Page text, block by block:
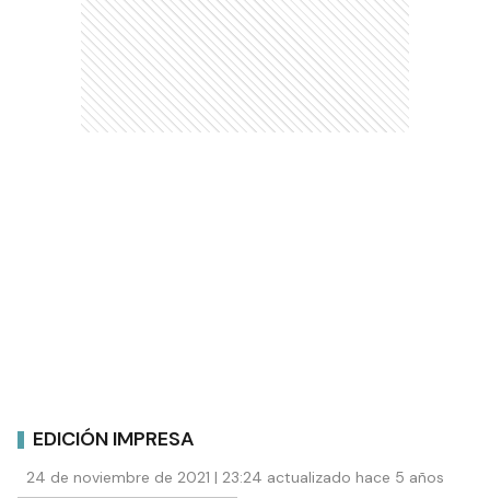
EDICIÓN IMPRESA
24 de noviembre de 2021 | 23:24 actualizado hace 5 años